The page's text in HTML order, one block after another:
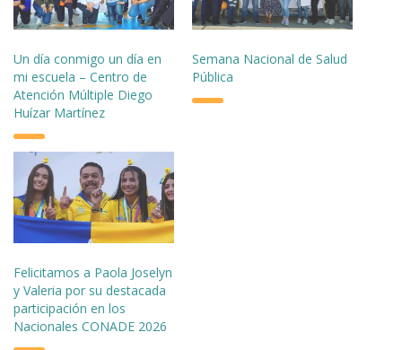
Un día conmigo un día en
mi escuela – Centro de
Atención Múltiple Diego
Huízar Martínez
Semana Nacional de Salud
Pública
Felicitamos a Paola Joselyn
y Valeria por su destacada
participación en los
Nacionales CONADE 2026